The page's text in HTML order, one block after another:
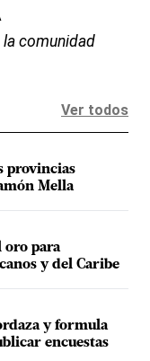
comunidad
Ver todos
provincias
Mella
oro para
y del Caribe
y formula
encuestas